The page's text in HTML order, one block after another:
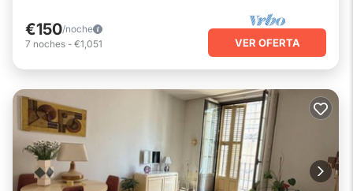
€150/noche
7 noches - €1,051 VER OFERTA